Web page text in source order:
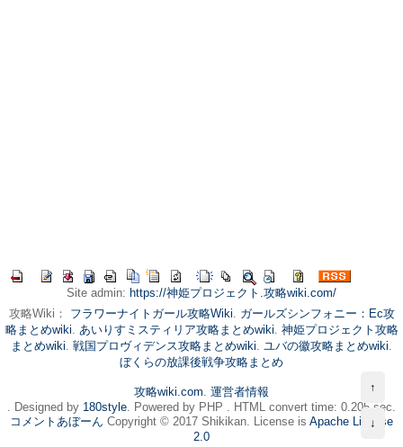
Site admin: https://神姫プロジェクト.攻略wiki.com/
攻略Wiki： フラワーナイトガール攻略Wiki. ガールズシンフォニー：Ec攻
略まとめwiki. あいりすミスティリア攻略まとめwiki. 神姫プロジェクト攻略
まとめwiki. 戦国プロヴィデンス攻略まとめwiki. ユバの徽攻略まとめwiki.
ぼくらの放課後戦争攻略まとめ
攻略wiki.com. 運営者情報
. Designed by 180style. Powered by PHP . HTML convert time: 0.205 sec.
コメントあぼーん Copyright © 2017 Shikikan. License is Apache License
2.0
↑
↓